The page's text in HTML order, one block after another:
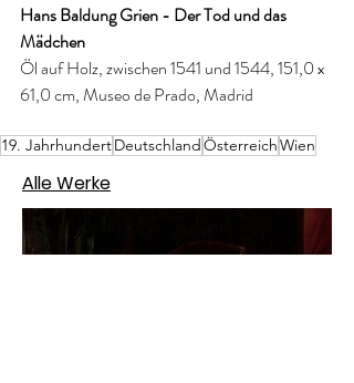
Hans Baldung Grien - Der Tod und das
Mädchen
Öl auf Holz, zwischen 1541 und 1544, 151,0 x
61,0 cm, Museo de Prado, Madrid
19. JahrhundertDeutschlandÖsterreichWien
Alle Werke